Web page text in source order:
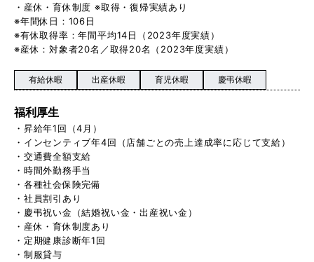
・産休・育休制度 ※取得・復帰実績あり
※年間休日：106日
※有休取得率：年間平均14日（2023年度実績）
※産休：対象者20名／取得20名（2023年度実績）
有給休暇 出産休暇 育児休暇 慶弔休暇
福利厚生
・昇給年1回（4月）
・インセンティブ年4回（店舗ごとの売上達成率に応じて支給）
・交通費全額支給
・時間外勤務手当
・各種社会保険完備
・社員割引あり
・慶弔祝い金（結婚祝い金・出産祝い金）
・産休・育休制度あり
・定期健康診断年1回
・制服貸与